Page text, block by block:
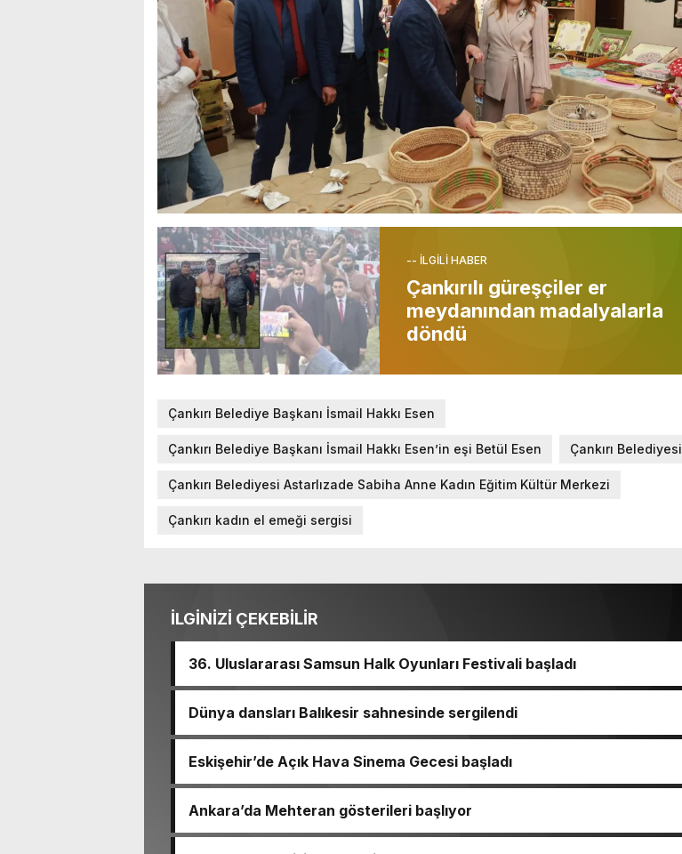
-- İLGİLİ HABER
Çankırılı güreşçiler er
meydanından madalyalarla
döndü
Çankırı Belediye Başkanı İsmail Hakkı Esen
Çankırı Belediye Başkanı İsmail Hakkı Esen’in eşi Betül Esen Çankırı Belediyesi
Çankırı Belediyesi Astarlızade Sabiha Anne Kadın Eğitim Kültür Merkezi
Çankırı kadın el emeği sergisi
İLGİNİZİ ÇEKEBİLİR
36. Uluslararası Samsun Halk Oyunları Festivali başladı
Dünya dansları Balıkesir sahnesinde sergilendi
Eskişehir’de Açık Hava Sinema Gecesi başladı
Ankara’da Mehteran gösterileri başlıyor